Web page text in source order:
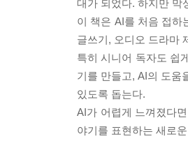
대가 되었다. 하지만 막
이 책은 AI를 처음 접하
글쓰기, 오디오 드라마
특히 시니어 독자도 쉽
기를 만들고, AI의 도움
있도록 돕는다.
AI가 어렵게 느껴졌다
야기를 표현하는 새로